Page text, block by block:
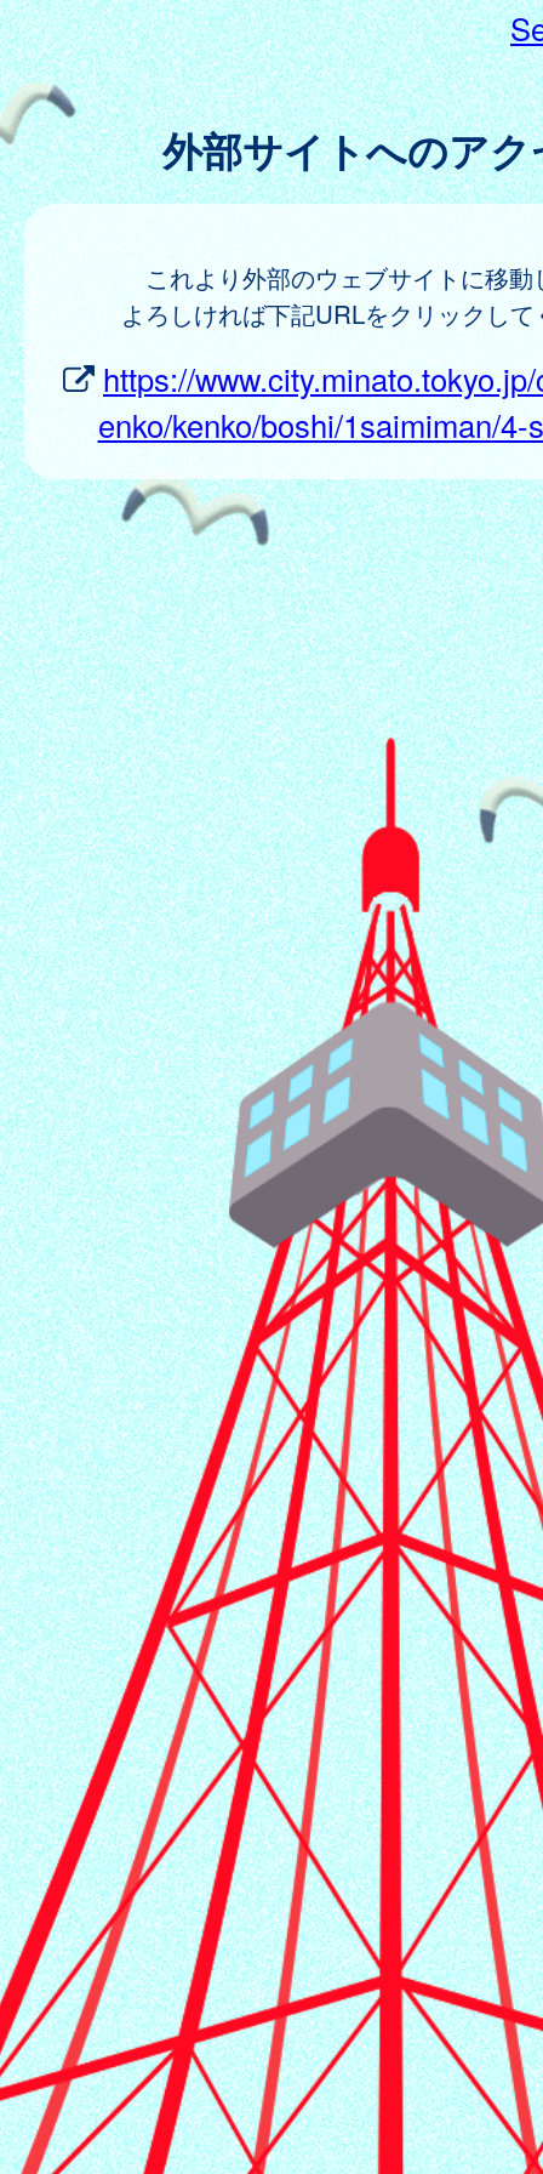
外部サイトへのア
これより外部のウェブサイトに移動
よろしければ下記URLをクリックし
https://
enko/kenko/boshi/1saimiman/4-